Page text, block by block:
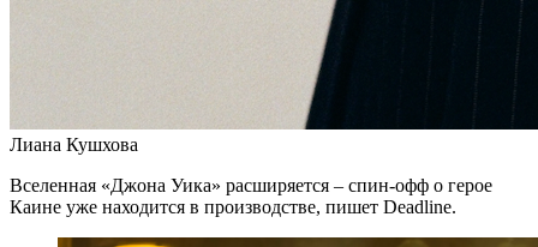
Лиана Кушхова
Вселенная «Джона Уика» расширяется – спин-офф о герое
Каине уже находится в производстве, пишет Deadline.